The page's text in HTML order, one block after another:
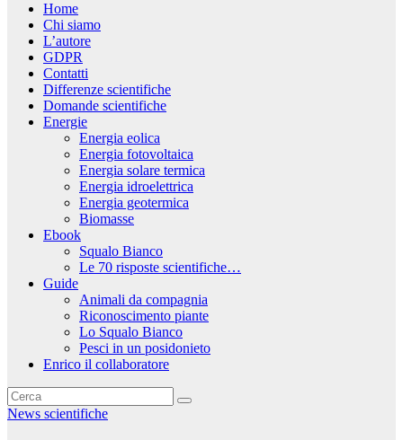
Home
Chi siamo
L’autore
GDPR
Contatti
Differenze scientifiche
Domande scientifiche
Energie
Energia eolica
Energia fotovoltaica
Energia solare termica
Energia idroelettrica
Energia geotermica
Biomasse
Ebook
Squalo Bianco
Le 70 risposte scientifiche…
Guide
Animali da compagnia
Riconoscimento piante
Lo Squalo Bianco
Pesci in un posidonieto
Enrico il collaboratore
News scientifiche